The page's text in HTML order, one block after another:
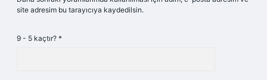
site adresim bu tarayıcıya kaydedilsin.
9 - 5 kaçtır? *